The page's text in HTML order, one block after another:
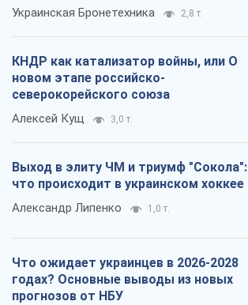
Украинская Бронетехника 2,8 т.
КНДР как катализатор войны, или О
новом этапе российско-
северокорейского союза
Алексей Кущ 3,0 т.
Выход в элиту ЧМ и триумф "Сокола":
что происходит в украинском хоккее
Александр Липенко 1,0 т.
Что ожидает украинцев в 2026-2028
годах? Основные выводы из новых
прогнозов от НБУ